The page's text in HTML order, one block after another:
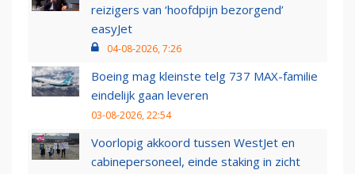
reizigers van ‘hoofdpijn bezorgend’
easyJet
04-08-2026, 7:26
Boeing mag kleinste telg 737 MAX-familie
eindelijk gaan leveren
03-08-2026, 22:54
Voorlopig akkoord tussen WestJet en
cabinepersoneel, einde staking in zicht